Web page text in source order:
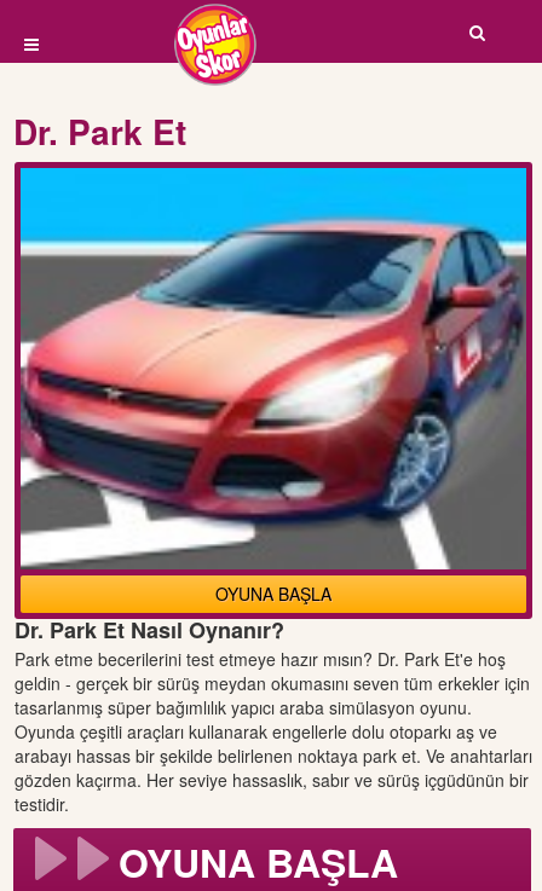
Dr. Park Et
OYUNA BAŞLA
Dr. Park Et Nasıl Oynanır?
Park etme becerilerini test etmeye hazır mısın? Dr. Park Et'e hoş
geldin - gerçek bir sürüş meydan okumasını seven tüm erkekler için
tasarlanmış süper bağımlılık yapıcı araba simülasyon oyunu.
Oyunda çeşitli araçları kullanarak engellerle dolu otoparkı aş ve
arabayı hassas bir şekilde belirlenen noktaya park et. Ve anahtarları
gözden kaçırma. Her seviye hassaslık, sabır ve sürüş içgüdünün bir
testidir.
OYUNA BAŞLA